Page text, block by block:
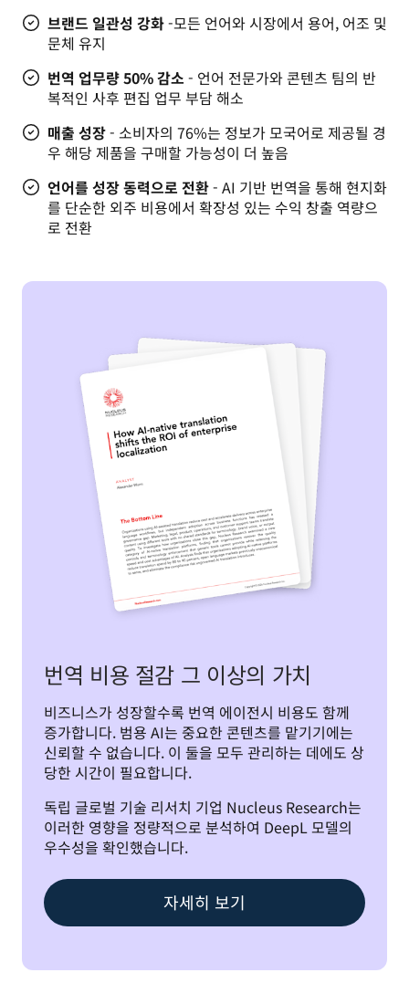
브랜드 일관성 강화-모든 언어와 시장에서 용어, 어조 및
문체 유지
번역 업무량 50% 감소 - 언어 전문가와 콘텐츠 팀의 반
복적인 사후 편집 업무 부담 해소
매출 성장- 소비자의 76%는 정보가 모국어로 제공될 경
우 해당 제품을 구매할 가능성이 더 높음
언어를 성장 동력으로 전환- AI 기반 번역을 통해 현지화
를 단순한 외주 비용에서 확장성 있는 수익 창출 역량으
로 전환
번역 비용 절감 그 이상의 가치
비즈니스가 성장할수록 번역 에이전시 비용도 함께
증가합니다. 범용 AI는 중요한 콘텐츠를 맡기기에는
신뢰할 수 없습니다. 이 둘을 모두 관리하는 데에도 상
당한 시간이 필요합니다.
독립 글로벌 기술 리서치 기업 Nucleus Research는
이러한 영향을 정량적으로 분석하여 DeepL 모델의
우수성을 확인했습니다.
자세히 보기